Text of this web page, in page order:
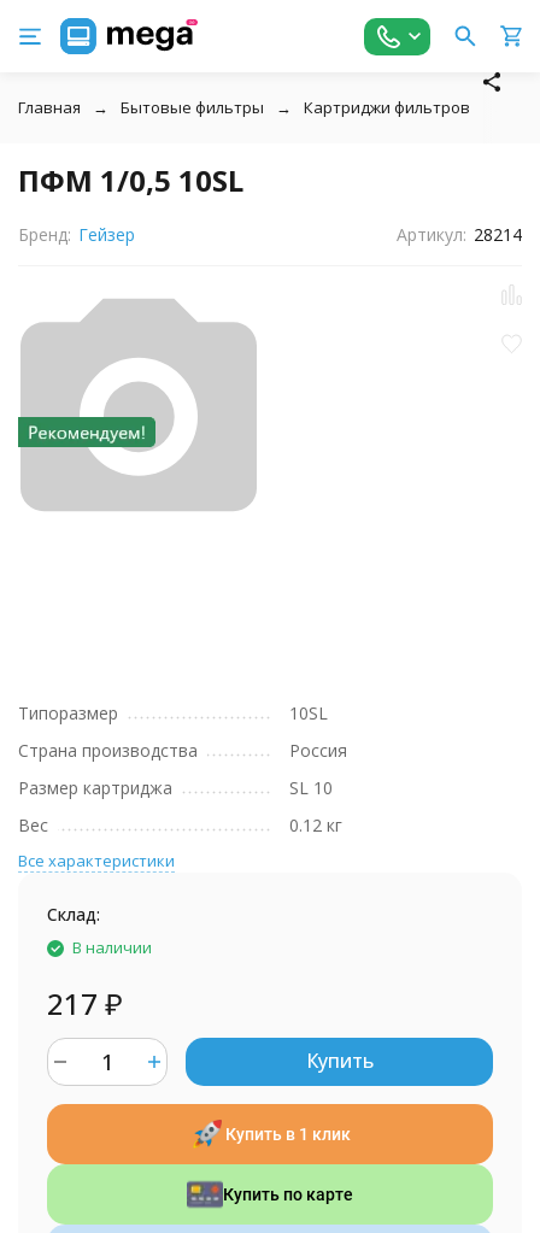
Главная Бытовые фильтры Картриджи фильтров
ПФМ 1/0,5 10SL
Бренд: Гейзер Артикул: 28214
Типоразмер
10SL
Страна производства
Россия
Размер картриджа
SL 10
Вес
0.12 кг
Все характеристики
Склад:
В наличии
217 ₽
Купить
Купить в 1 клик
Купить по карте